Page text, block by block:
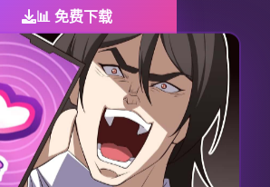
📊 免费下载